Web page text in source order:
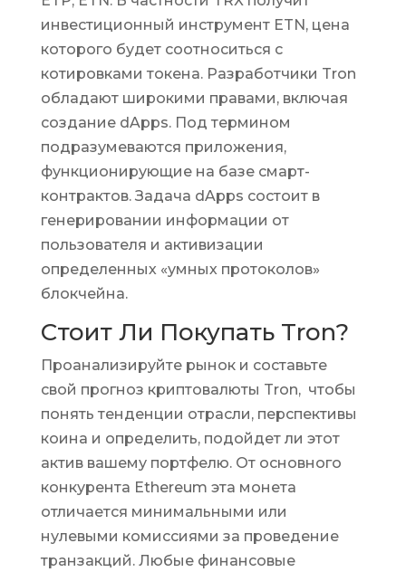
инвестиционный инструмент ETN, цена
которого будет соотноситься с
котировками токена. Разработчики Tron
обладают широкими правами, включая
создание dApps. Под термином
подразумеваются приложения,
функционирующие на базе смарт-
контрактов. Задача dApps состоит в
генерировании информации от
пользователя и активизации
определенных «умных протоколов»
блокчейна.
Стоит Ли Покупать Tron?
Проанализируйте рынок и составьте
свой прогноз криптовалюты Tron, чтобы
понять тенденции отрасли, перспективы
коина и определить, подойдет ли этот
актив вашему портфелю. От основного
конкурента Ethereum эта монета
отличается минимальными или
нулевыми комиссиями за проведение
транзакций. Любые финансовые